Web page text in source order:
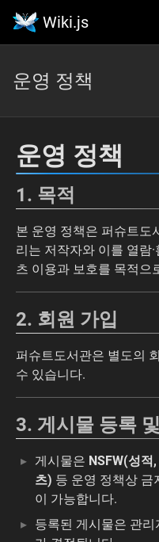
Wiki.js
운영 정책
운영 정책
1. 목적
본 운영 정책은 퍼슈트도
리는 저작자와 이를 열람
츠 이용과 보호를 목적으
2. 회원 가입
퍼슈트도서관은 별도의
수 있습니다.
3. 게시물 등록
게시물은 NSFW(성적
츠) 등 운영 정책상 금
이 가능합니다.
등록된 게시물은 관